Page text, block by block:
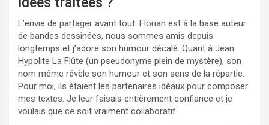
L’envie de partager avant tout. Florian est à la base auteur
de bandes dessinées, nous sommes amis depuis
longtemps et j’adore son humour décalé. Quant à Jean
Hypolite La Flûte (un pseudonyme plein de mystère), son
nom même révèle son humour et son sens de la répartie.
Pour moi, ils étaient les partenaires idéaux pour composer
mes textes. Je leur faisais entièrement confiance et je
voulais que ce soit vraiment collaboratif.